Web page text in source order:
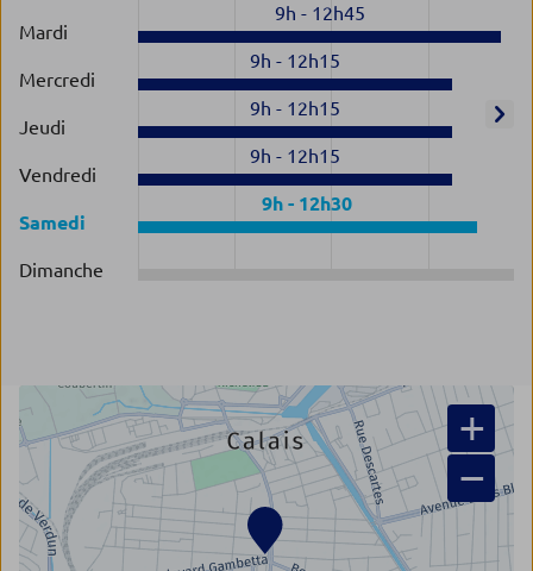
Mardi
9h - 12h45
Mercredi
9h - 12h15
Jeudi
9h - 12h15
Vendredi
9h - 12h15
Samedi
9h - 12h30
Dimanche
+
−